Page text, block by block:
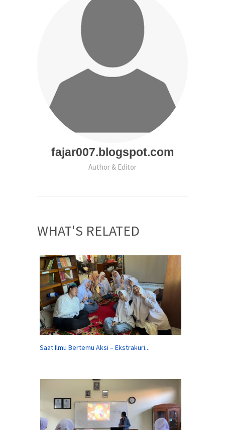
fajar007.blogspot.com
Author & Editor
WHAT'S RELATED
Saat Ilmu Bertemu Aksi – Ekstrakuri...